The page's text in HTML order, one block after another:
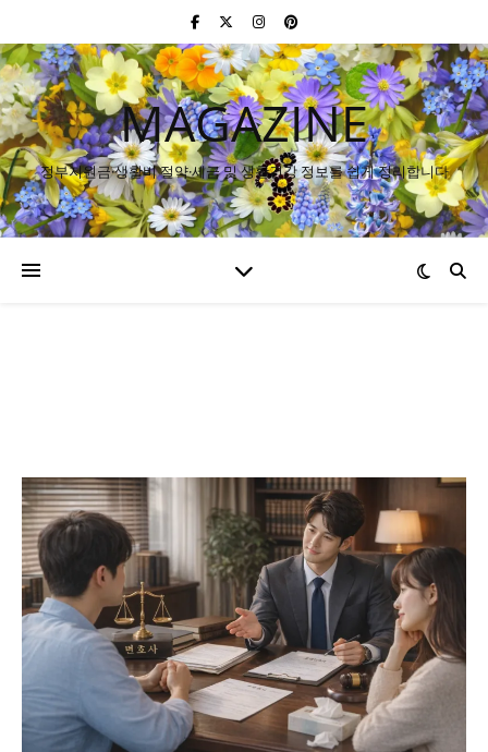
MAGAZINE
정부지원금·생활비 절약·세금 및 생활건강 정보를 쉽게 정리합니다